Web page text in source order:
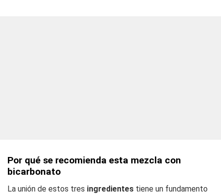
Por qué se recomienda esta mezcla con
bicarbonato
La unión de estos tres ingredientes tiene un fundamento